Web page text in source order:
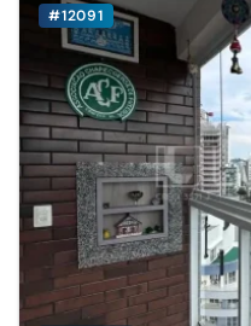
#12091